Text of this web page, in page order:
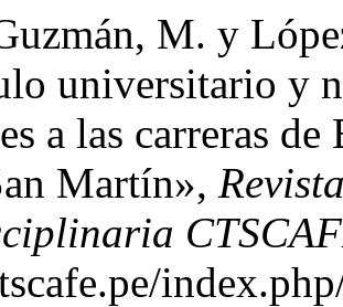
M. y
universitario y
a las carreras
Martín»,